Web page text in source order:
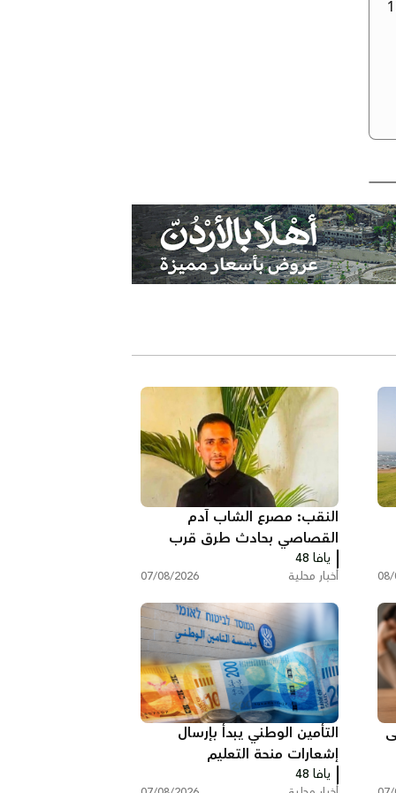
النقب: مصرع الشاب آدم
القصاصي بحادث طرق قرب
حورة
يافا 48
أخبار محلية 07/08/2026
التأمين الوطني يبدأ بإرسال
إشعارات منحة التعليم
يافا 48